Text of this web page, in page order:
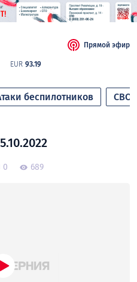
EUR 93.19
Прямой эфир
беспилотников СВО
0 689